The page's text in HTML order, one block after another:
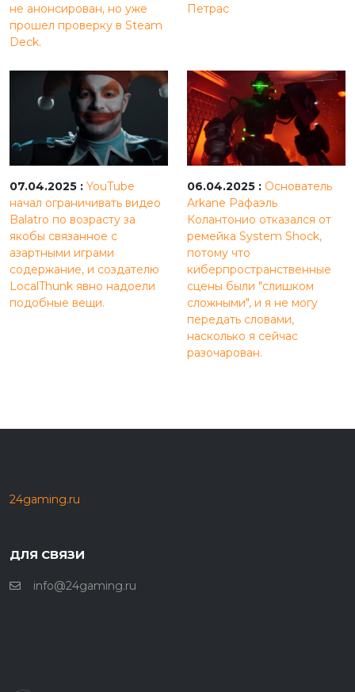
не анонсирован, но уже
прошел проверку в Steam
Deck.
Петрас
07.04.2025 : YouTube
начал ограничивать видео
Balatro по возрасту за
якобы связанное с
азартными играми
содержание, и создателю
LocalThunk явно надоели
подобные вещи.
06.04.2025 : Основатель
Arkane Рафаэль
Колантонио отказался от
ремейка System Shock,
потому что
киберпространственные
сцены были "слишком
сложными", и я не могу
передать словами,
насколько я сейчас
разочарован.
24gaming.ru
ДЛЯ СВЯЗИ
info@24gaming.ru